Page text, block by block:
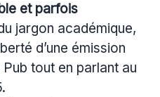
et parfois
jargon académique,
d’une émission
tout en parlant au